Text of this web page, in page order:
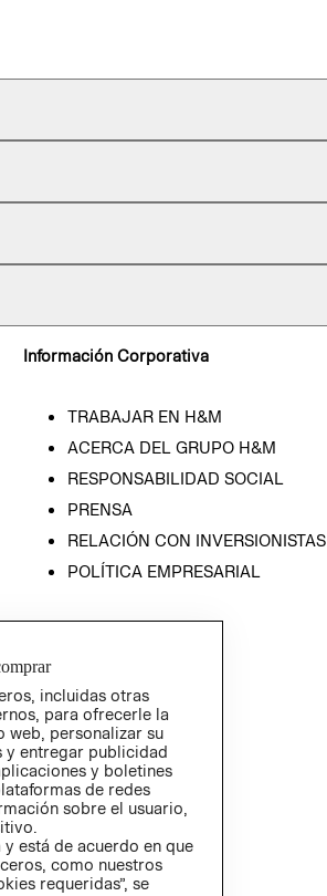
Información Corporativa
TRABAJAR EN H&M
ACERCA DEL GRUPO H&M
RESPONSABILIDAD SOCIAL
PRENSA
RELACIÓN CON INVERSIONISTAS
POLÍTICA EMPRESARIAL
incluidas otras
para ofrecerle la
web, personalizar su
y entregar publicidad
y boletines
de redes
sobre el usuario,
y está de acuerdo en que
como nuestros
requeridas”, se